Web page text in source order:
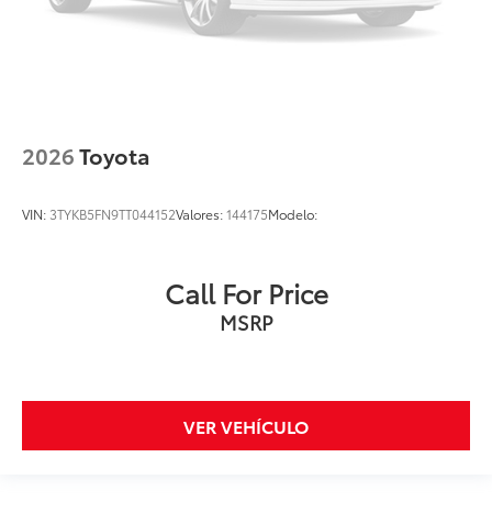
2026Toyota
VIN: 3TYKB5FN9TT044152Valores:144175Modelo:
Call For Price
MSRP
VER VEHÍCULO